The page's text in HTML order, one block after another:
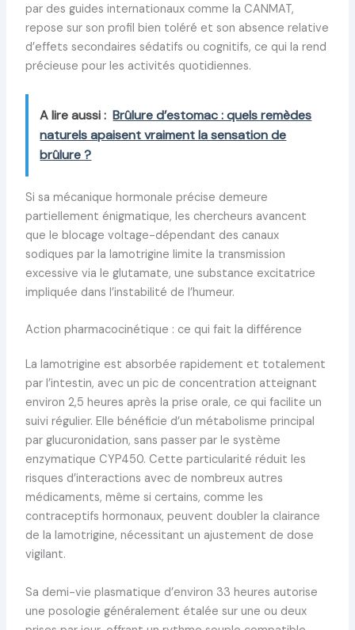
par des guides internationaux comme la CANMAT,
repose sur son profil bien toléré et son absence relative
d’effets secondaires sédatifs ou cognitifs, ce qui la rend
précieuse pour les activités quotidiennes.
A lire aussi : Brûlure d’estomac : quels remèdes
naturels apaisent vraiment la sensation de
brûlure ?
Si sa mécanique hormonale précise demeure
partiellement énigmatique, les chercheurs avancent
que le blocage voltage-dépendant des canaux
sodiques par la lamotrigine limite la transmission
excessive via le glutamate, une substance excitatrice
impliquée dans l’instabilité de l’humeur.
Action pharmacocinétique : ce qui fait la différence
La lamotrigine est absorbée rapidement et totalement
par l’intestin, avec un pic de concentration atteignant
environ 2,5 heures après la prise orale, ce qui facilite un
suivi régulier. Elle bénéficie d’un métabolisme principal
par glucuronidation, sans passer par le système
enzymatique CYP450. Cette particularité réduit les
risques d’interactions avec de nombreux autres
médicaments, même si certains, comme les
contraceptifs hormonaux, peuvent doubler la clairance
de la lamotrigine, nécessitant un ajustement de dose
vigilant.
Sa demi-vie plasmatique d’environ 33 heures autorise
une posologie généralement étalée sur une ou deux